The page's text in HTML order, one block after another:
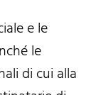
e le
le
di cui alla